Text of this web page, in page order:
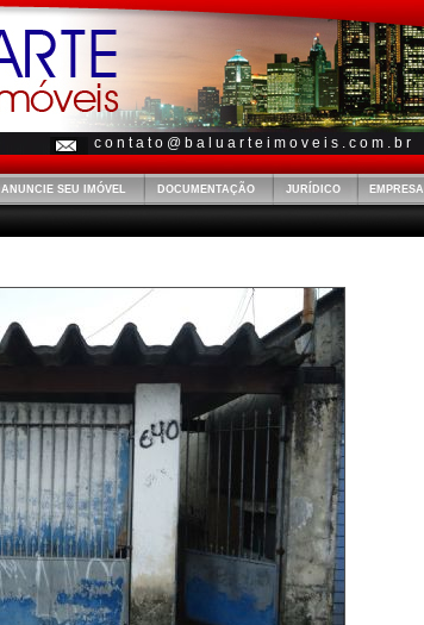
c o n t a t o @ b a l u a r t e i m o v e i s . c o m . b r
ANUNCIE SEU IMÓVEL DOCUMENTAÇÃO JURÍDICO EMPRESA